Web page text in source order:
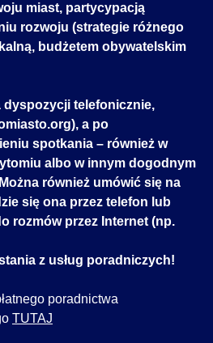
miast, partycypacją
rozwoju (strategie różnego
budżetem obywatelskim
dyspozycji telefonicznie,
a po
spotkania – również w
albo w innym dogodnym
również umówić się na
się ona przez telefon lub
rozmów przez Internet (np.
z usług poradniczych!
poradnictwa
TUTAJ